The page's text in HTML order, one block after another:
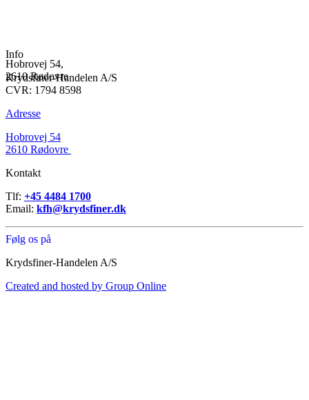
Hobrovej 54,
2610 Rødovre
Info
Krydsfiner-Handelen A/S
CVR: 1794 8598
Adresse
Hobrovej 54
2610 Rødovre
Kontakt
Tlf: +45 4484 1700
Email: kfh@krydsfiner.dk
Følg os på
Krydsfiner-Handelen A/S
Created and hosted by Group Online